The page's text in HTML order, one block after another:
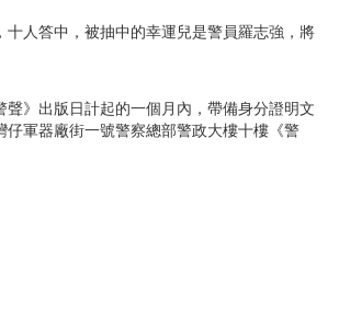
十人答中，被抽中的幸運兒是警員羅志強，將
聲》出版日計起的一個月內，帶備身分證明文
仔軍器廠街一號警察總部警政大樓十樓《警